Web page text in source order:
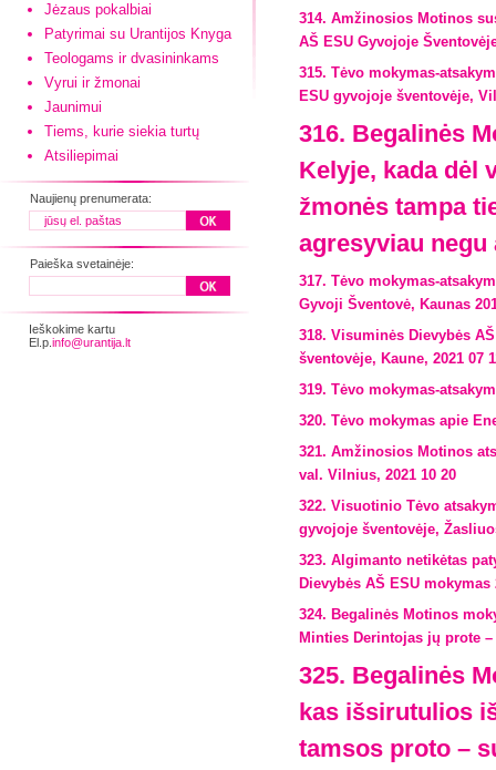
Jėzaus pokalbiai
Patyrimai su Urantijos Knyga
Teologams ir dvasininkams
Vyrui ir žmonai
Jaunimui
Tiems, kurie siekia turtų
Atsiliepimai
Naujienų prenumerata:
Paieška svetainėje:
Ieškokime kartu
El.p. info@urantija.lt
314. Amžinosios Motinos
AŠ ESU Gyvojoje
315. Tėvo mokymas-
ESU gyvojoje šventovėje,
316. Begalinės
Kelyje, kada dėl
žmonės tampa
agresyviau negu
317. Tėvo mokymas-
Gyvoji Šventovė, Kaunas
318. Visuminės Dievybės
šventovėje, Kaune, 2021 07
319. Tėvo mokymas-
320. Tėvo mokymas apie
321. Amžinosios Motinos
val. Vilnius, 2021 10 20
322. Visuotinio Tėvo
gyvojoje šventovėje,
323. Algimanto netikėtas
Dievybės AŠ ESU mokymas
324. Begalinės Motinos
Minties Derintojas jų prote
325. Begalinės
kas išsirutulios
tamsos proto –